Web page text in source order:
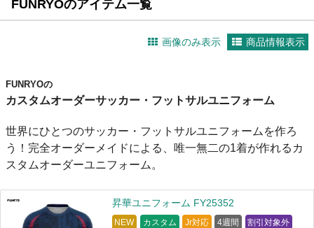
FUNRYOのアイテム一覧
画像のみ表示 商品情報表示
FUNRYOの
カスタムオーダーサッカー・フットサルユニフォーム
世界にひとつのサッカー・フットサルユニフォームを作ろ
う！完全オーダーメイドによる、唯一無二の1着が作れるカ
スタムオーダーユニフォーム。
昇華ユニフォーム FY25352
NEW カスタム Jr対応 4週間 割引対象外